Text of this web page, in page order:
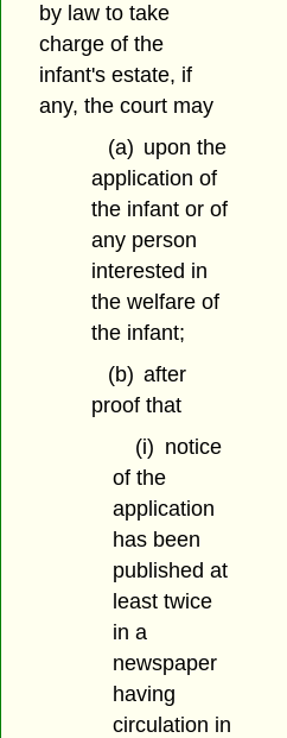
by law to take
charge of the
infant's estate, if
any, the court may
(a) upon the
application of
the infant or of
any person
interested in
the welfare of
the infant;
(b) after
proof that
(i) notice
of the
application
has been
published at
least twice
in a
newspaper
having
circulation in